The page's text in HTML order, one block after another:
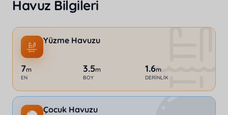
Havuz Bilgileri
Yüzme Havuzu
7m
EN
3.5m
BOY
1.6m
DERINLIK
Çocuk Havuzu